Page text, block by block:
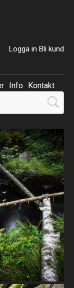
Logga in Bli kund
Info Kontakt